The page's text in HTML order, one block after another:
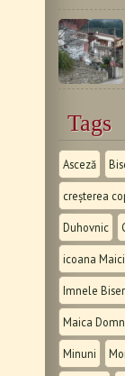
Tags
Asceză
creșterea
Duhovnic
icoana
Imnele
Maica
Minuni